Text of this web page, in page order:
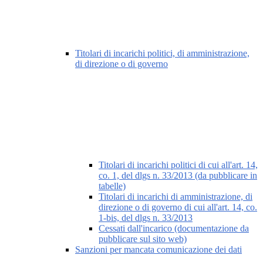
Titolari di incarichi politici, di amministrazione,
di direzione o di governo
Titolari di incarichi politici di cui all'art. 14,
co. 1, del dlgs n. 33/2013 (da pubblicare in
tabelle)
Titolari di incarichi di amministrazione, di
direzione o di governo di cui all'art. 14, co.
1-bis, del dlgs n. 33/2013
Cessati dall'incarico (documentazione da
pubblicare sul sito web)
Sanzioni per mancata comunicazione dei dati